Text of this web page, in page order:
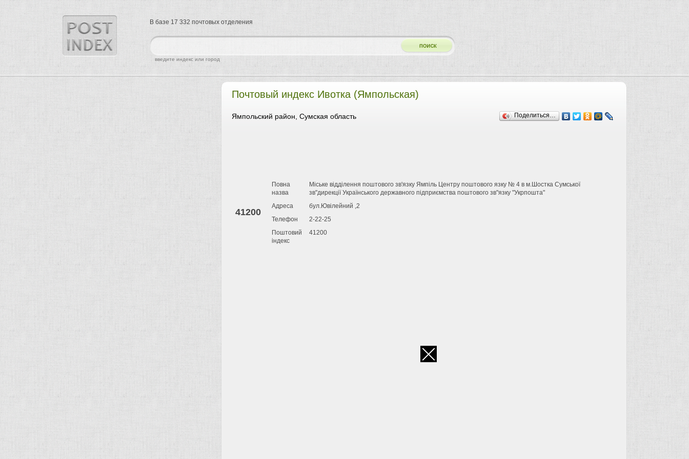
Почтовый индекс Ивотка (Ямпольская)
Поделиться…
Ямпольский район, Сумская область
41200
Повна
назва
Міське відділення поштового зв'язку Ямпіль Центру поштового язку № 4 в м.Шостка Сумської
зв"дирекції Українського державного підприємства поштового зв"язку "Укрпошта"
Адреса
бул.Ювілейний ,2
Телефон
2-22-25
Поштовий
індекс
41200
найти
введите индекс или город
В базе 17 332 почтовых отделения